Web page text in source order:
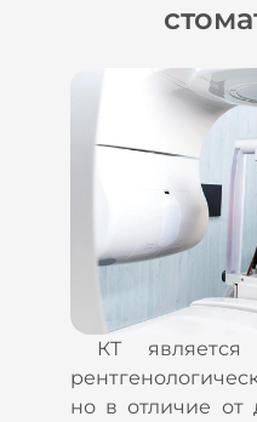
КТ
но в отличие от